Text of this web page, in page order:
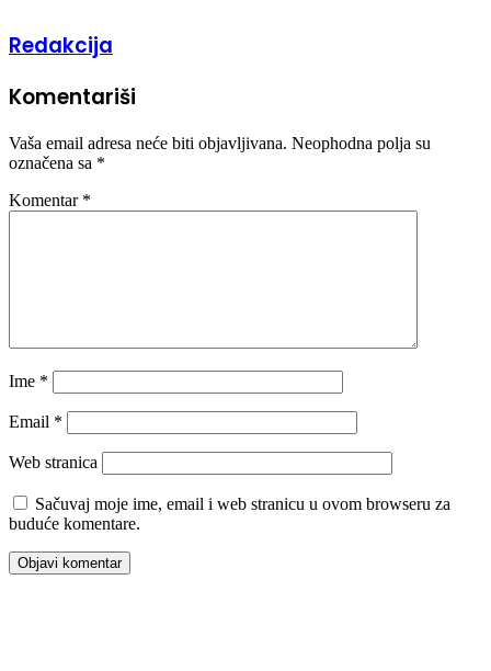
Redakcija
Komentariši
Vaša email adresa neće biti objavljivana. Neophodna polja su
označena sa *
Komentar *
Ime *
Email *
Web stranica
Sačuvaj moje ime, email i web stranicu u ovom browseru za
buduće komentare.